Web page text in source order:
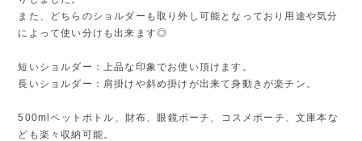
また、どちらのショルダーも取り外し可能となっており用途や気分
によって使い分けも出来ます◎
短いショルダー：上品な印象でお使い頂けます。
長いショルダー：肩掛けや斜め掛けが出来て身動きが楽チン。
500mlペットボトル、財布、眼鏡ポーチ、コスメポーチ、文庫本な
ども楽々収納可能。